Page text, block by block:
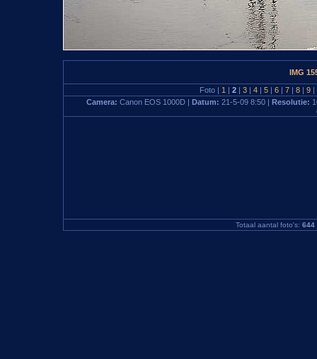
IMG
Foto | 1 | 2 | 3 | 4 | 5 | 6 | 7 | 8 | 9 |
Camera: Canon EOS 1000D | Datum: 21-5-09 8:50 | Resolutie:
Totaal aantal foto's: 644